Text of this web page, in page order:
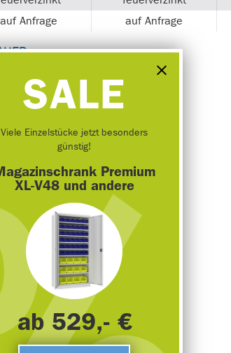
auf Anfrage auf Anfrage
.
SALE
Viele Einzelstücke jetzt besonders
günstig!
Premium
XL-V48 und andere
ab 529,- €